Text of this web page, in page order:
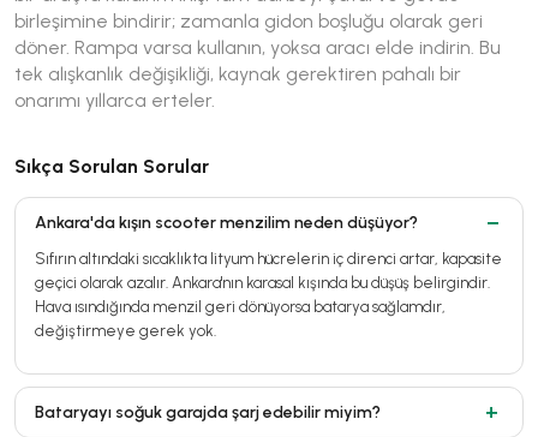
birleşimine bindirir; zamanla gidon boşluğu olarak geri
döner. Rampa varsa kullanın, yoksa aracı elde indirin. Bu
tek alışkanlık değişikliği, kaynak gerektiren pahalı bir
onarımı yıllarca erteler.
Sıkça Sorulan Sorular
Ankara'da kışın scooter menzilim neden düşüyor?
Sıfırın altındaki sıcaklıkta lityum hücrelerin iç direnci artar, kapasite
geçici olarak azalır. Ankara'nın karasal kışında bu düşüş belirgindir.
Hava ısındığında menzil geri dönüyorsa batarya sağlamdır,
değiştirmeye gerek yok.
Bataryayı soğuk garajda şarj edebilir miyim?